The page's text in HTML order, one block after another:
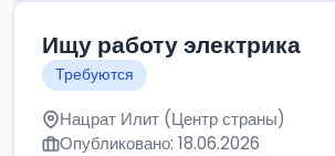
Ищу работу электрика
Требуются
Нацрат Илит (Центр страны)
Опубликовано: 18.06.2026